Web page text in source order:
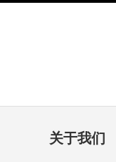
关于我们